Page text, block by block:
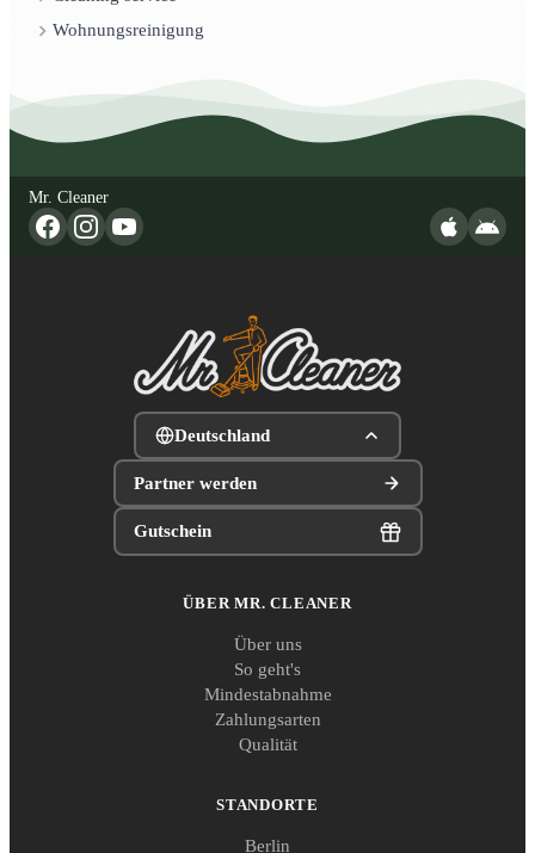
Wohnungsreinigung
Mr. Cleaner
Deutschland
Partner werden
Gutschein
ÜBER MR. CLEANER
Über uns
So geht's
Mindestabnahme
Zahlungsarten
Qualität
STANDORTE
Berlin